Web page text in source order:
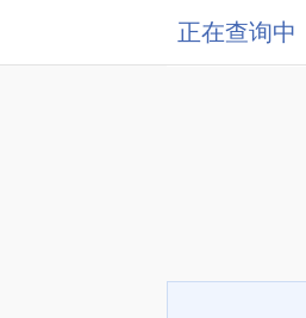
正在查询中